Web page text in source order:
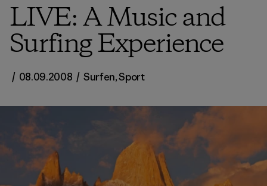
LIVE: A Music and
Surfing Experience
/ 08.09.2008 / Surfen,Sport